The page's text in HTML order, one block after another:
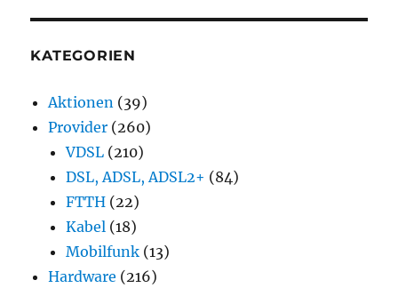
KATEGORIEN
Aktionen (39)
Provider (260)
VDSL (210)
DSL, ADSL, ADSL2+ (84)
FTTH (22)
Kabel (18)
Mobilfunk (13)
Hardware (216)